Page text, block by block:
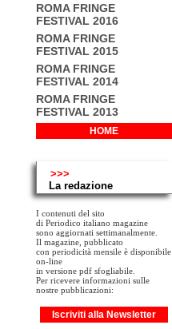
ROMA FRINGE
FESTIVAL 2016
ROMA FRINGE
FESTIVAL 2015
ROMA FRINGE
FESTIVAL 2014
ROMA FRINGE
FESTIVAL 2013
HOME
>>>
La redazione
I contenuti del sito
di Periodico italiano magazine
sono aggiornati settimanalmente.
Il magazine, pubblicato
con periodicità mensile è disponibile
on-line
in versione pdf sfogliabile.
Per ricevere informazioni sulle
nostre pubblicazioni:
Iscriviti alla Newsletter